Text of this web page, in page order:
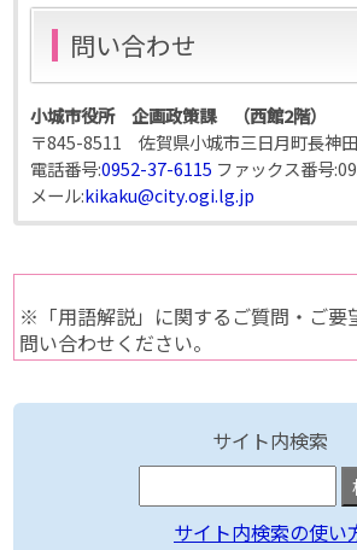
問い合わせ
小城市役所 企画政策課 （西館2階）
〒845-8511 佐賀県小城市三日月町長神
電話番号:0952-37-6115 ファックス番号:
メール:kikaku@city.ogi.lg.jp
※「用語解説」に関するご質問・ご要
問い合わせください。
サイト内検索
サイト内検索の使い